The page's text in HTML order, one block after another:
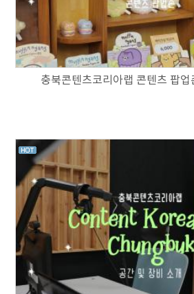
충북콘텐츠코리아랩 콘텐츠 팝업